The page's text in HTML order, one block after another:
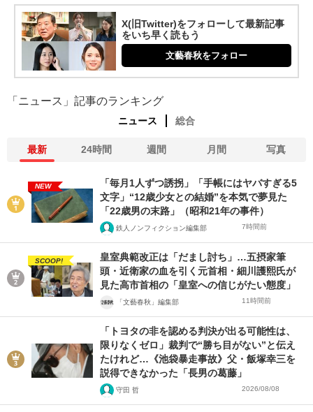
X(旧Twitter)をフォローして最新記事
をいち早く読もう
文藝春秋をフォロー
「ニュース」記事のランキング
ニュース 総合
最新 24時間 週間 月間 写真
NEW
「毎月1人ずつ誘拐」「手帳にはヤバすぎる5
文字」“12歳少女との結婚”を本気で夢見た
「22歳男の末路」（昭和21年の事件）
鉄人ノンフィクション編集部 7時間前
SCOOP!
皇室典範改正は「だまし討ち」…五摂家筆
頭・近衛家の血を引く元首相・細川護熙氏が
見た高市首相の「皇室への信じがたい態度」
「文藝春秋」編集部 11時間前
「トヨタの非を認める判決が出る可能性は、
限りなくゼロ」裁判で“勝ち目がない”と伝え
たけれど…《池袋暴走事故》父・飯塚幸三を
説得できなかった「長男の葛藤」
守田 哲 2026/08/08